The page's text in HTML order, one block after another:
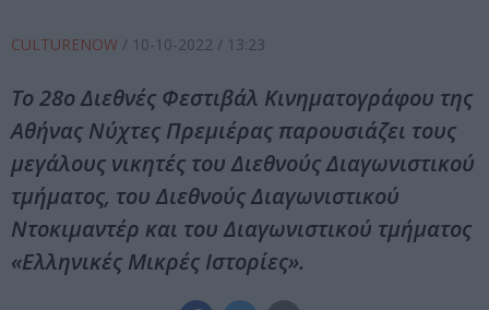
CULTURENOW / 10-10-2022 / 13:23
Το 28ο Διεθνές Φεστιβάλ Κινηματογράφου της
Αθήνας Νύχτες Πρεμιέρας παρουσιάζει τους
μεγάλους νικητές του Διεθνούς Διαγωνιστικού
τμήματος, του Διεθνούς Διαγωνιστικού
Ντοκιμαντέρ και του Διαγωνιστικού τμήματος
«Ελληνικές Μικρές Ιστορίες».